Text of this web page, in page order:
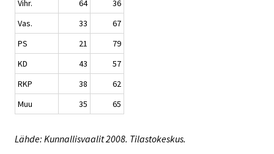
Vihr.
64
36
Vas.
33
67
PS
21
79
KD
43
57
RKP
38
62
Muu
35 65
Lähde: Kunnallisvaalit 2008. Tilastokeskus.